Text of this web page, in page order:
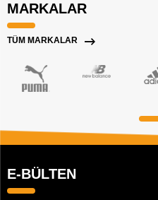
MARKALAR
TÜM MARKALAR
E-BÜLTEN